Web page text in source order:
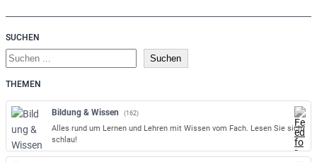
SUCHEN
S
u
c
h
Suchen
THEMEN
Bildung & Wissen (162)
Alles rund um Lernen und Lehren mit Wissen vom Fach. Lesen Sie sich
schlau!